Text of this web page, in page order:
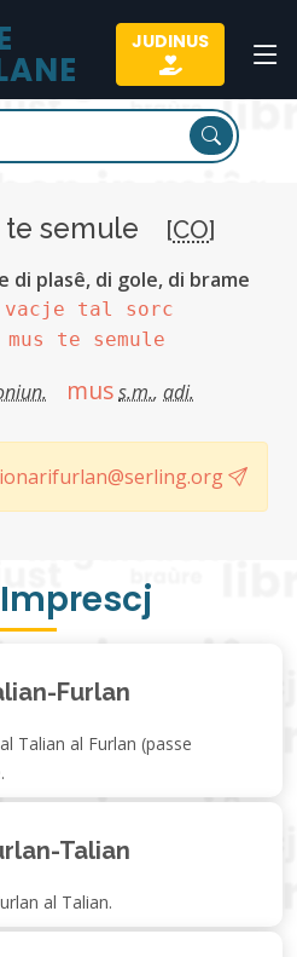
JUDINUS
semule [CO]
di plasê, di gole, di brame
tal sorc
te semule
muss.m., adi.
Furlan
Talian al Furlan (passe
Talian
al Talian.